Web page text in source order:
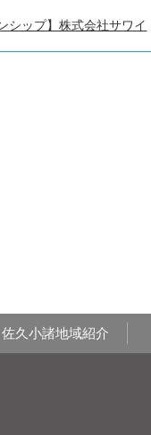
シップ】株式会社サワイ
佐久小諸地域紹介